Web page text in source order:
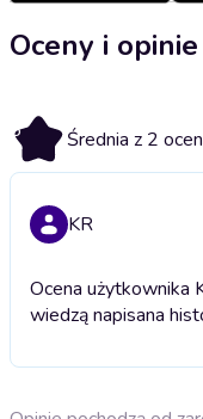
Oceny i opinie
5 Średnia z 2
KR
Ocena użytkownika
wiedzą napisana